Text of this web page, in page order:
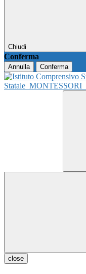
Chiudi
Conferma
Annulla Conferma
Statale MONTESSORI
close